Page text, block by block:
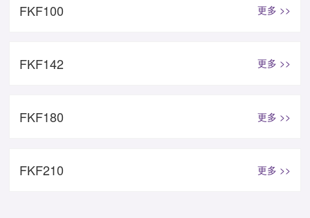
FKF100 更多 >>
FKF142 更多 >>
FKF180 更多 >>
FKF210 更多 >>